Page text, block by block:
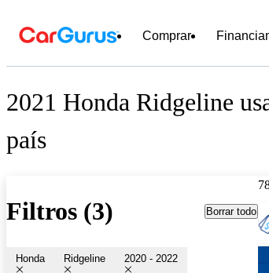
Comprar
2021 Honda Ridgeline
país
Filtros (3) Borrar todo
Honda Ridgeline 2020 - 2022